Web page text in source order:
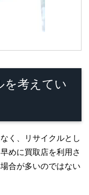
を考えてい
く、リサイクルとし
めに買取店を利用さ
合が多いのではない